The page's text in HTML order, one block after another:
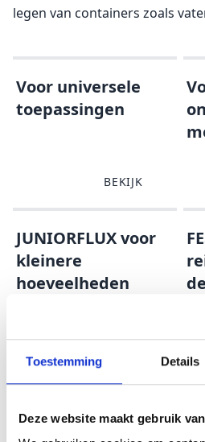
Toestemming Details
Deze website maakt gebruik
legen van containers zoals
Voor universele
toepassingen
BEKIJK
JUNIORFLUX voor
kleinere
hoeveelheden
Voor zuren